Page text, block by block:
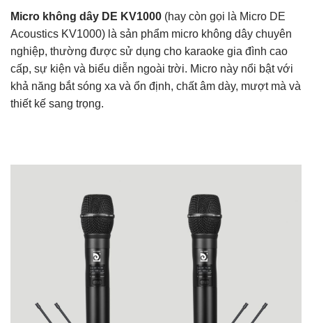
Micro không dây DE KV1000 (hay còn gọi là Micro DE
Acoustics KV1000) là sản phẩm micro không dây chuyên
nghiệp, thường được sử dụng cho karaoke gia đình cao
cấp, sự kiện và biểu diễn ngoài trời. Micro này nổi bật với
khả năng bắt sóng xa và ổn định, chất âm dày, mượt mà và
thiết kế sang trọng.